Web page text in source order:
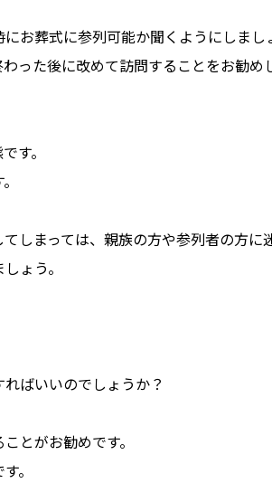
お葬式に参列可能か聞くようにしまし
った後に改めて訪問することをお勧め
す。
しまっては、親族の方や参列者の方に
ょう。
ばいいのでしょうか？
とがお勧めです。
。